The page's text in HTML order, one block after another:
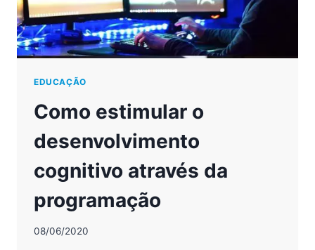
EDUCAÇÃO
Como estimular o
desenvolvimento
cognitivo através da
programação
08/06/2020